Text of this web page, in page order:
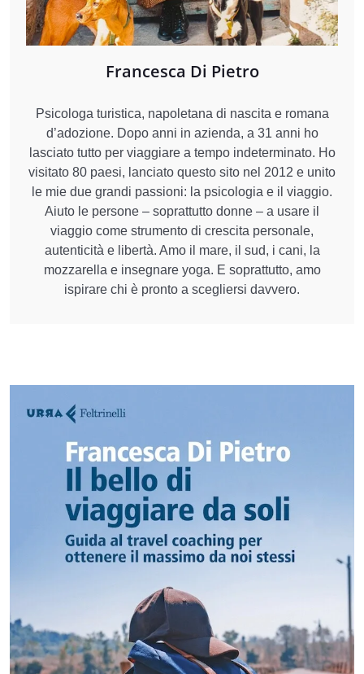
Francesca Di Pietro
Psicologa turistica, napoletana di nascita e romana
d’adozione. Dopo anni in azienda, a 31 anni ho
lasciato tutto per viaggiare a tempo indeterminato. Ho
visitato 80 paesi, lanciato questo sito nel 2012 e unito
le mie due grandi passioni: la psicologia e il viaggio.
Aiuto le persone – soprattutto donne – a usare il
viaggio come strumento di crescita personale,
autenticità e libertà. Amo il mare, il sud, i cani, la
mozzarella e insegnare yoga. E soprattutto, amo
ispirare chi è pronto a scegliersi davvero.